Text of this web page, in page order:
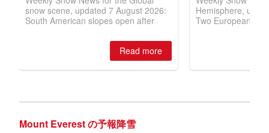
Mount Everest の予報降雪